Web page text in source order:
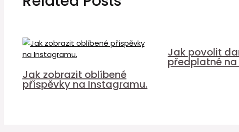
Jak zobrazit oblíbené
příspěvky na Instagramu.
Jak povolit
předplatné na